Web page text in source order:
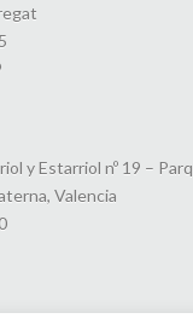
y Estarriol nº 19 –
Valencia